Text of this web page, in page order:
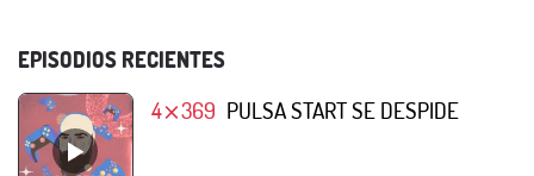
EPISODIOS RECIENTES
4⨯369 PULSA START SE DESPIDE